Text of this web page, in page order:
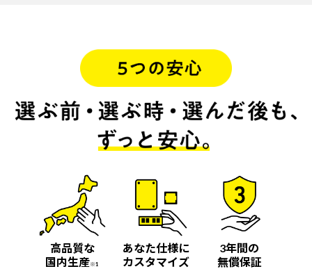
高品質な
国内生産※1
あなた仕様に
カスタマイズ
3年間の
無償保証